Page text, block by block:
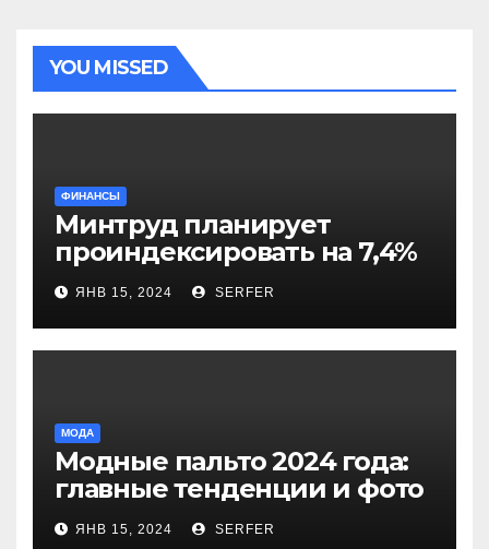
YOU MISSED
ФИНАНСЫ
Минтруд планирует
проиндексировать на 7,4%
более 40 выплат и
компенсаций
ЯНВ 15, 2024 SERFER
МОДА
Модные пальто 2024 года:
главные тенденции и фото
новинок
ЯНВ 15, 2024 SERFER